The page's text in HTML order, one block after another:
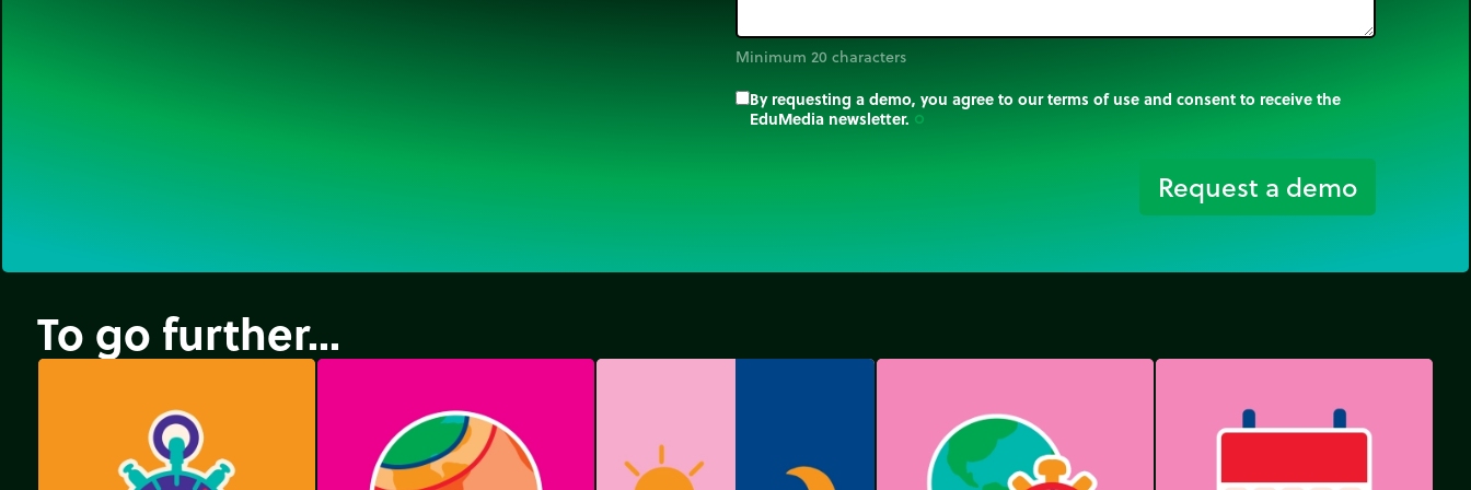
Minimum 20 characters
By requesting a demo, you agree to our terms of use and consent to receive the
EduMedia newsletter. trip_origin
Request a demo
To go further...